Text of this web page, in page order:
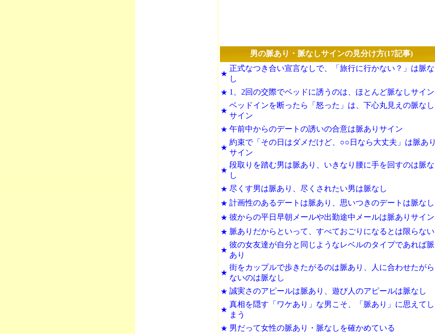
男の脈あり・脈なしサインの見分け方(17記事)
★
正式なつき合い宣言なしで、「旅行に行かない？」は脈な
し
★ 1、2回の交際でベッドに誘うのは、ほとんど脈なしサイン
★
ベッドインを断ったら「怒った」は、下心丸見えの脈なし
サイン
★ 午前中からのデートの誘いの合意は脈ありサイン
★
約束で「その日はダメだけど、○○日なら大丈夫」は脈あり
サイン
★
段取りを踏む男は脈あり、いきなり腰に手を回すのは脈な
し
★ 尽くす男は脈あり、尽くされたい男は脈なし
★ 計画性のあるデートは脈あり、思いつきのデートは脈なし
★ 彼からの平日早朝メールや出勤途中メールは脈ありサイン
★ 脈ありだからといって、すべておごりになるとは限らない
★
彼の女友達が自分と同じようなレベルのタイプであれば脈
あり
★
街をカップルで歩きたがるのは脈あり、人に合わせたがら
ないのは脈なし
★ 誠実さのアピールは脈あり、遊び人のアピールは脈なし
★
真相を隠す「ワケあり」な男こそ、「脈あり」に思えてし
まう
★ 男だって女性の脈あり・脈なしを確かめている